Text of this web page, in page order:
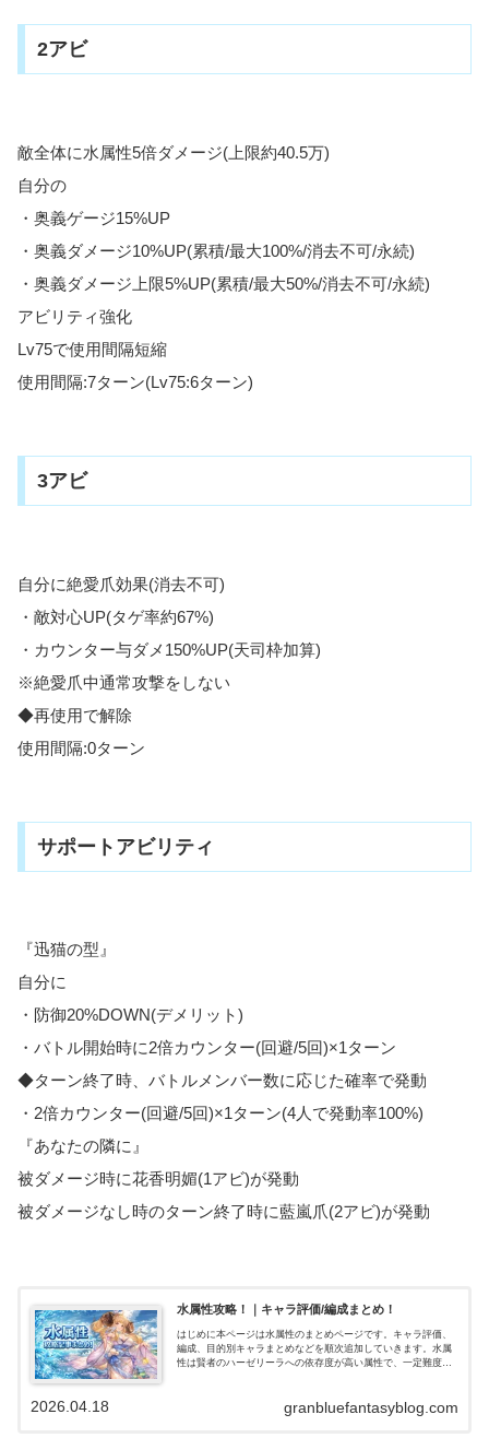
2アビ
敵全体に水属性5倍ダメージ(上限約40.5万)
自分の
・奥義ゲージ15%UP
・奥義ダメージ10%UP(累積/最大100%/消去不可/永続)
・奥義ダメージ上限5%UP(累積/最大50%/消去不可/永続)
アビリティ強化
Lv75で使用間隔短縮
使用間隔:7ターン(Lv75:6ターン)
3アビ
自分に絶愛爪効果(消去不可)
・敵対心UP(タゲ率約67%)
・カウンター与ダメ150%UP(天司枠加算)
※絶愛爪中通常攻撃をしない
◆再使用で解除
使用間隔:0ターン
サポートアビリティ
『迅猫の型』
自分に
・防御20%DOWN(デメリット)
・バトル開始時に2倍カウンター(回避/5回)×1ターン
◆ターン終了時、バトルメンバー数に応じた確率で発動
・2倍カウンター(回避/5回)×1ターン(4人で発動率100%)
『あなたの隣に』
被ダメージ時に花香明媚(1アビ)が発動
被ダメージなし時のターン終了時に藍嵐爪(2アビ)が発動
水属性攻略！｜キャラ評価/編成まとめ！
はじめに本ページは水属性のまとめページです。キャラ評価、
編成、目的別キャラまとめなどを順次追加していきます。水属
性は賢者のハーゼリーラへの依存度が高い属性で、一定難度ま
granbluefantasyblog.com
2026.04.18